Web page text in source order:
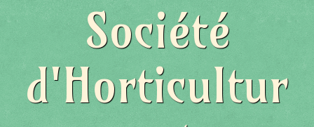
Société
d'Horticultur